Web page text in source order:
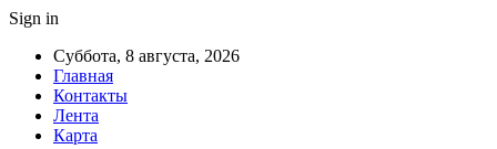
Sign in
Суббота, 8 августа, 2026
Главная
Контакты
Лента
Карта